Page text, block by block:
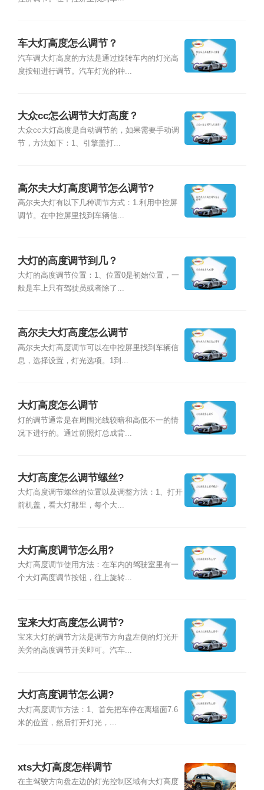
车大灯高度怎么调节？
汽车调大灯高度的方法是通过旋转车内的灯光高
度按钮进行调节。汽车灯光的种...
大众cc怎么调节大灯高度？
大众cc大灯高度是自动调节的，如果需要手动调
节，方法如下：1、引擎盖打...
高尔夫大灯高度调节怎么调节?
高尔夫大灯有以下几种调节方式：1.利用中控屏
调节。在中控屏里找到车辆信...
大灯的高度调节到几？
大灯的高度调节位置：1、位置0是初始位置，一
般是车上只有驾驶员或者除了...
高尔夫大灯高度怎么调节
高尔夫大灯高度调节可以在中控屏里找到车辆信
息，选择设置，灯光选项。1到...
大灯高度怎么调节
灯的调节通常是在周围光线较暗和高低不一的情
况下进行的。通过前照灯总成背...
大灯高度怎么调节螺丝?
大灯高度调节螺丝的位置以及调整方法：1、打开
前机盖，看大灯那里，每个大...
大灯高度调节怎么用?
大灯高度调节使用方法：在车内的驾驶室里有一
个大灯高度调节按钮，往上旋转...
宝来大灯高度怎么调节?
宝来大灯的调节方法是调节方向盘左侧的灯光开
关旁的高度调节开关即可。汽车...
大灯高度调节怎么调?
大灯高度调节方法：1、首先把车停在离墙面7.6
米的位置，然后打开灯光，...
xts大灯高度怎样调节
在主驾驶方向盘左边的灯光控制区域有大灯高度